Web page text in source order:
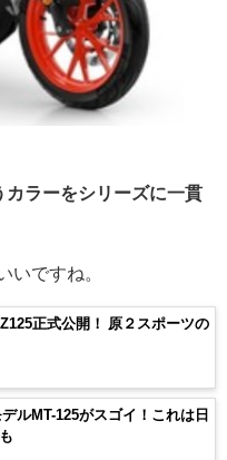
カラーをシリーズに一貫
いですね。
正式公開！ 原２スポーツの
ルMT-125がスゴイ！これは日